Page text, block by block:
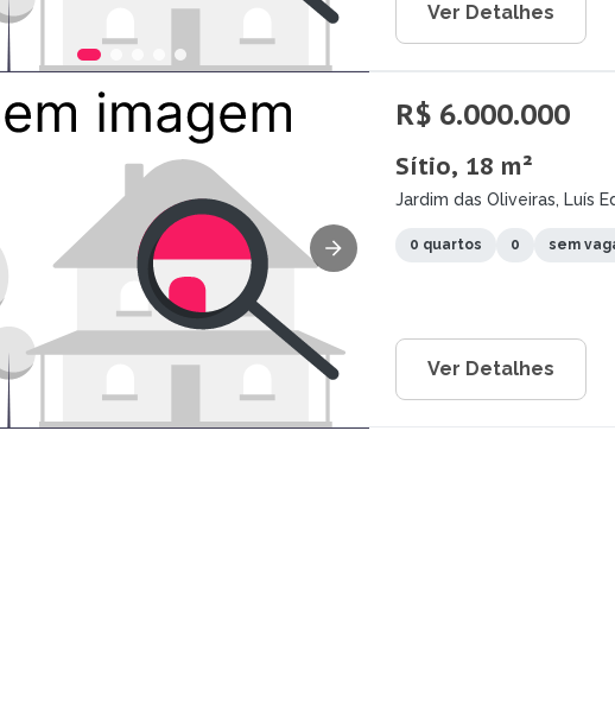
Ver Detalhes
R$ 6.000.000
Sítio, 18 m²
Jardim das Oliveiras, Luís
0 quartos 0 sem
Ver Detalhes